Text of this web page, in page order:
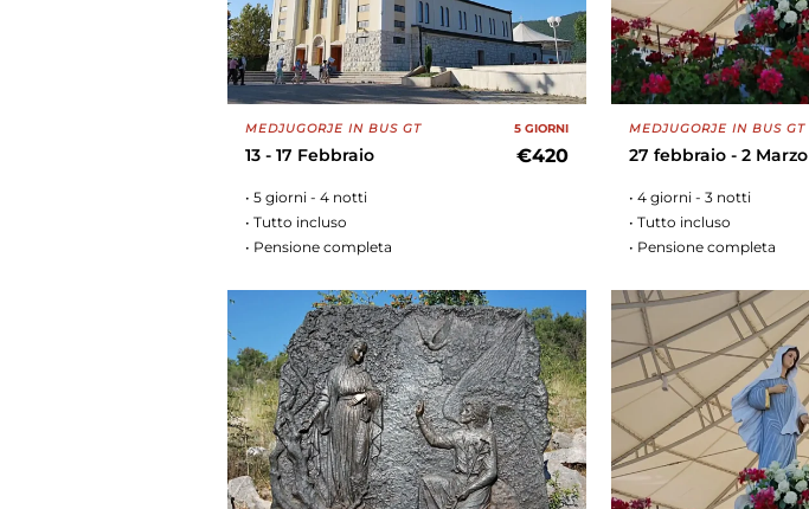
MEDJUGORJE IN BUS GT
13 - 17 Febbraio
5 GIORNI
€420
• 5 giorni - 4 notti
• Tutto incluso
• Pensione completa
MEDJUGORJE IN BUS GT
27 febbraio - 2 Marzo
• 4 giorni - 3 notti
• Tutto incluso
• Pensione completa